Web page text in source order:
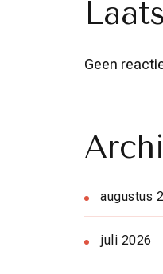
Geen
augustus
juli 2026